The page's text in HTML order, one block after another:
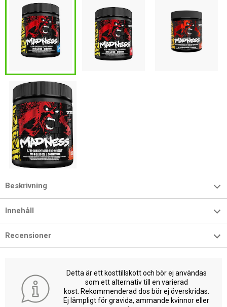
Beskrivning
Innehåll
Recensioner
Detta är ett kosttillskott och bör ej användas
som ett alternativ till en varierad
kost. Rekommenderad dos bör ej överskridas.
Ej lämpligt för gravida, ammande kvinnor eller